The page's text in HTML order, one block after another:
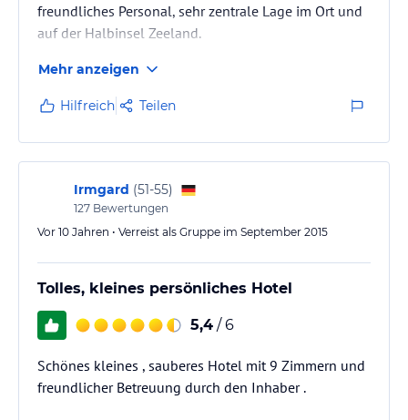
freundliches Personal, sehr zentrale Lage im Ort und
auf der Halbinsel Zeeland.
Mehr anzeigen
Hilfreich Teilen
Irmgard (51-55)
127 Bewertungen
Vor 10 Jahren • Verreist als Gruppe im September 2015
Tolles, kleines persönliches Hotel
5,4 / 6
Schönes kleines , sauberes Hotel mit 9 Zimmern und
freundlicher Betreuung durch den Inhaber .